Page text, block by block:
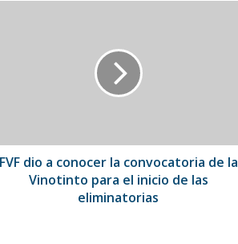
FVF dio a conocer la convocatoria de la
Vinotinto para el inicio de las
eliminatorias